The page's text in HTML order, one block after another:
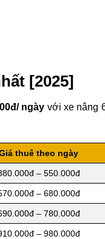
[2025]
ngày với xe nâng
thuê theo ngày
– 550.000đ
– 680.000đ
– 780.000đ
– 980.000đ